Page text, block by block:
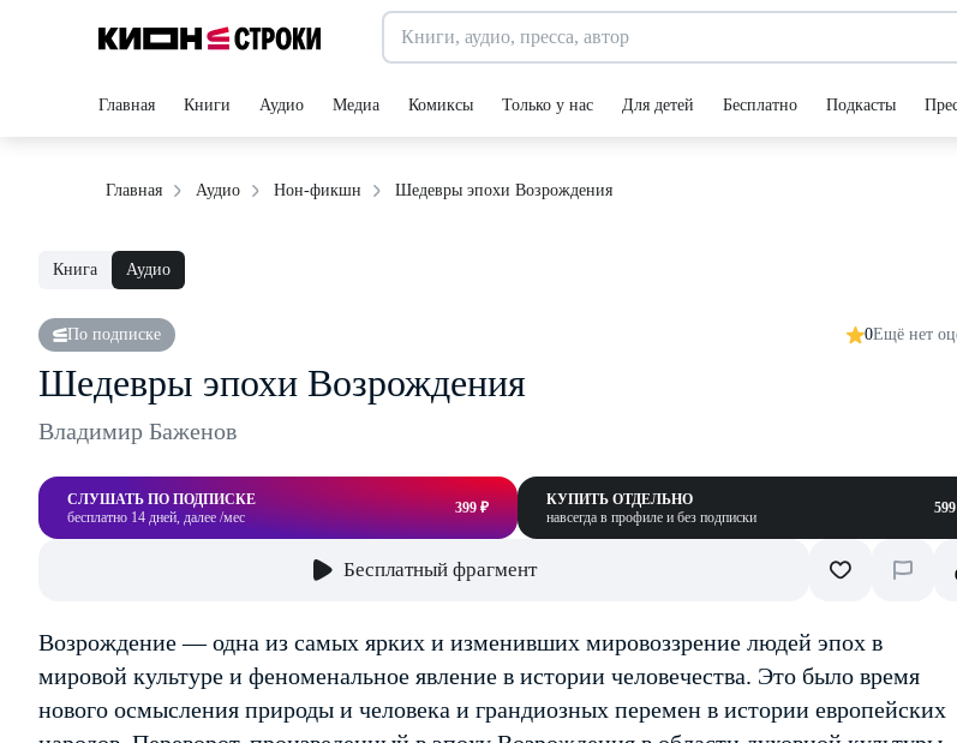
Главная Книги Аудио Медиа Комиксы Только у нас Для детей Бесплатно Подкасты
Главная Аудио Нон-фикшн Шедевры эпохи Возрождения
Книга Аудио
По подписке 0Ещё нет
Шедевры эпохи Возрождения
Владимир Баженов
СЛУШАТЬ ПО ПОДПИСКЕ
бесплатно 14 дней, далее /мес
399 ₽
КУПИТЬ ОТДЕЛЬНО
навсегда в профиле и без подписки
Бесплатный фрагмент
Возрождение — одна из самых ярких и изменивших мировоззрение людей эпох в
мировой культуре и феноменальное явление в истории человечества. Это было время
нового осмысления природы и человека и грандиозных перемен в истории европейских